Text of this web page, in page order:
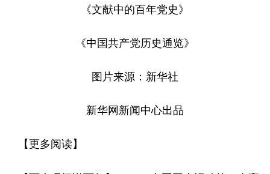
《文献中的百年党史》
《中国共产党历史通览》
图片来源：新华社
新华网新闻中心出品
【更多阅读】